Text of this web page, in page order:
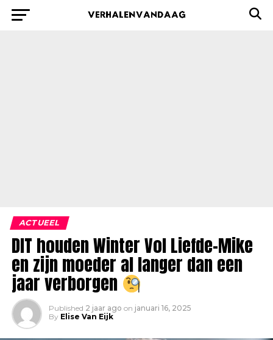
ACTUEEL
DIT houden Winter Vol Liefde-Mike
en zijn moeder al langer dan een
jaar verborgen
Published 2 jaar ago on januari 16, 2025
By Elise Van Eijk